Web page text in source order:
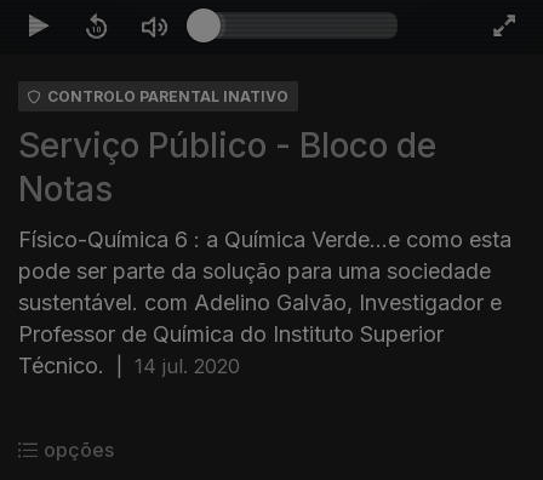
CONTROLO PARENTAL INATIVO
Serviço Público - Bloco de
Notas
Físico-Química 6 : a Química Verde...e como esta
pode ser parte da solução para uma sociedade
sustentável. com Adelino Galvão, Investigador e
Professor de Química do Instituto Superior
Técnico.
14 jul. 2020
opções